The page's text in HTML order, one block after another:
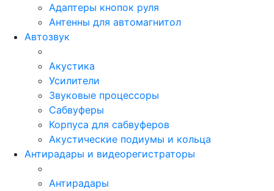
Адаптеры кнопок руля
Антенны для автомагнитол
Автозвук
Акустика
Усилители
Звуковые процессоры
Сабвуферы
Корпуса для сабвуферов
Акустические подиумы и кольца
Антирадары и видеорегистраторы
Антирадары